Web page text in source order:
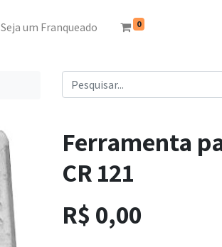
Seja um Franqueado 0
Ferramenta
CR 121
R$ 0,00